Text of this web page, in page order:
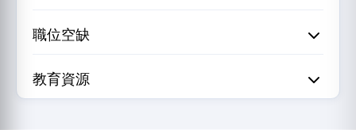
職位空缺
教育資源